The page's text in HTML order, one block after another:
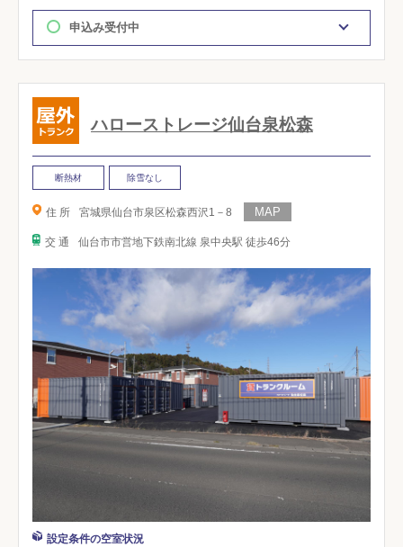
申込み受付中
ハローストレージ仙台泉松森
断熱材 除雪なし
住 所 宮城県仙台市泉区松森西沢1－8
交 通 仙台市市営地下鉄南北線 泉中央駅 徒歩46分
設定条件の空室状況